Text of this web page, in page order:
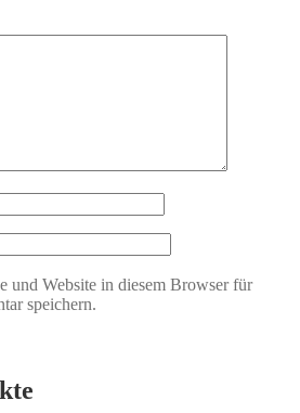
und Website in diesem Browser für
speichern.